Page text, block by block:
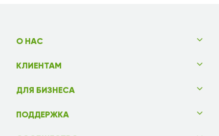
О НАС
КЛИЕНТАМ
ДЛЯ БИЗНЕСА
ПОДДЕРЖКА